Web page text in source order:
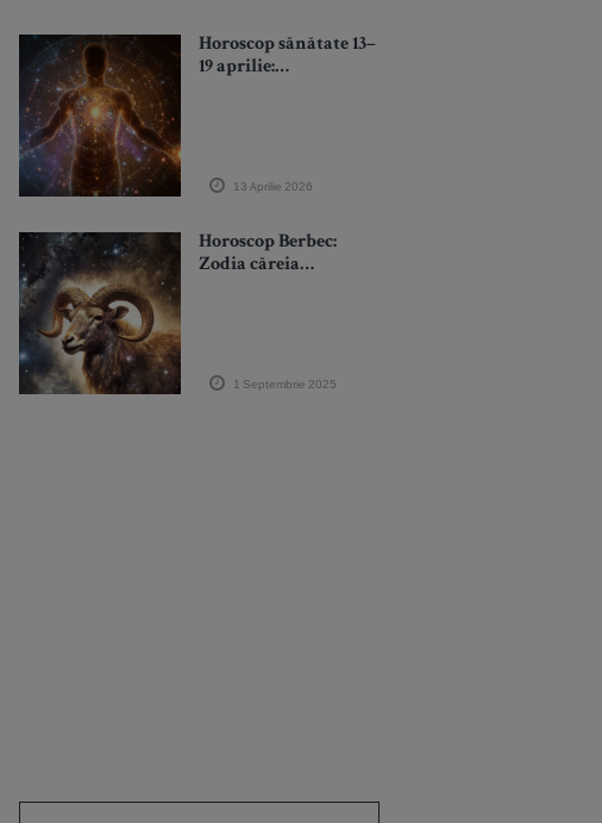
Horoscop sănătate 13–
19 aprilie:
13 Aprilie 2026
Horoscop Berbec:
Zodia căreia
1 Septembrie 2025